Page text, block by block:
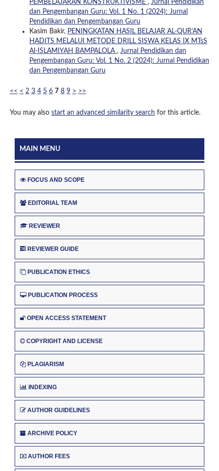
PEMBELAJARAN KONSTRUKTIVISME , Jurnal Pendidikan
dan Pengembangan Guru: Vol. 1 No. 1 (2024): Jurnal
Pendidikan dan Pengembangan Guru
Kasim Bakir, PENINGKATAN HASIL BELAJAR AL-QUR’AN
HADITS MELALUI METODE DRILL SISWA KELAS IX MTsS
Al-ISLAMIYAH BAMPALOLA , Jurnal Pendidikan dan
Pengembangan Guru: Vol. 1 No. 2 (2024): Jurnal Pendidikan
dan Pengembangan Guru
<< < 2 3 4 5 6 7 8 9 > >>
You may also start an advanced similarity search for this article.
MAIN MENU
FOCUS AND SCOPE
EDITORIAL TEAM
REVIEWER
REVIEWER GUIDE
PUBLICATION ETHICS
PUBLICATION PROCESS
OPEN ACCESS STATEMENT
COPYRIGHT AND LICENSE
PLAGIARISM
INDEXING
AUTHOR GUIDELINES
ARCHIVE POLICY
AUTHOR FEES